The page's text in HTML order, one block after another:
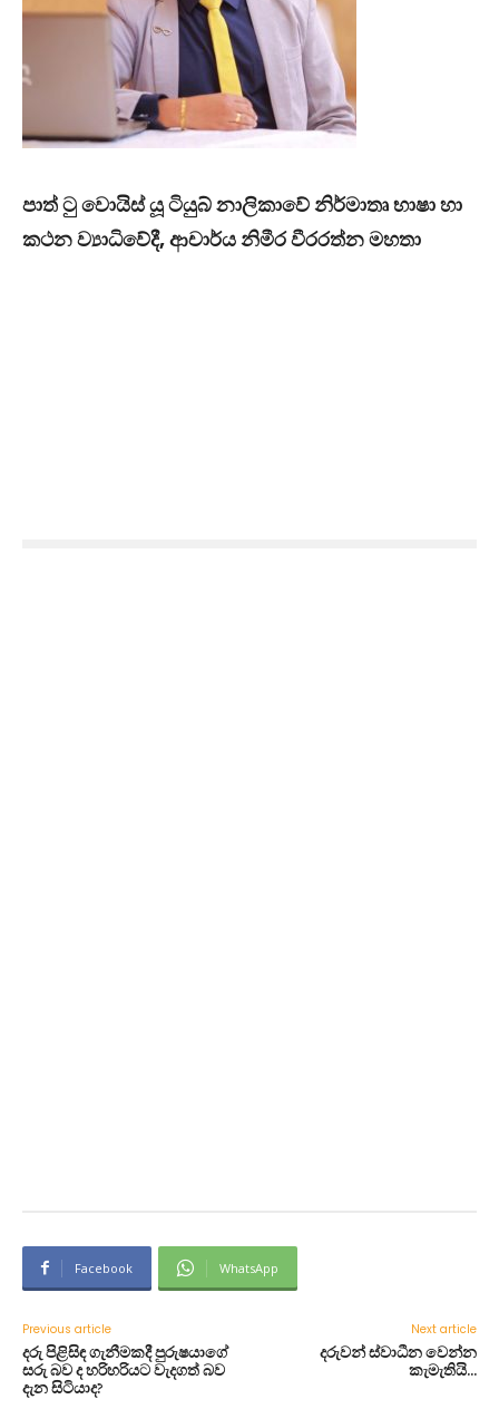
පාත් ටු වොයිස් යූ ටියුබ් නාලිකාවේ නිර්මාතෘ භාෂා හා
කථන ව්‍යාධිවේදී, ආචාර්ය නිමීර වීරරත්න මහතා
Facebook WhatsApp
Previous article
දරු පිළිසිඳ ගැනීමකදී පුරුෂයාගේ
සරු බව ද හරිහරියට වැදගත් බව
දැන සිටියාද?
Next article
දරුවන් ස්වාධීන වෙන්න
කැමැතියි…